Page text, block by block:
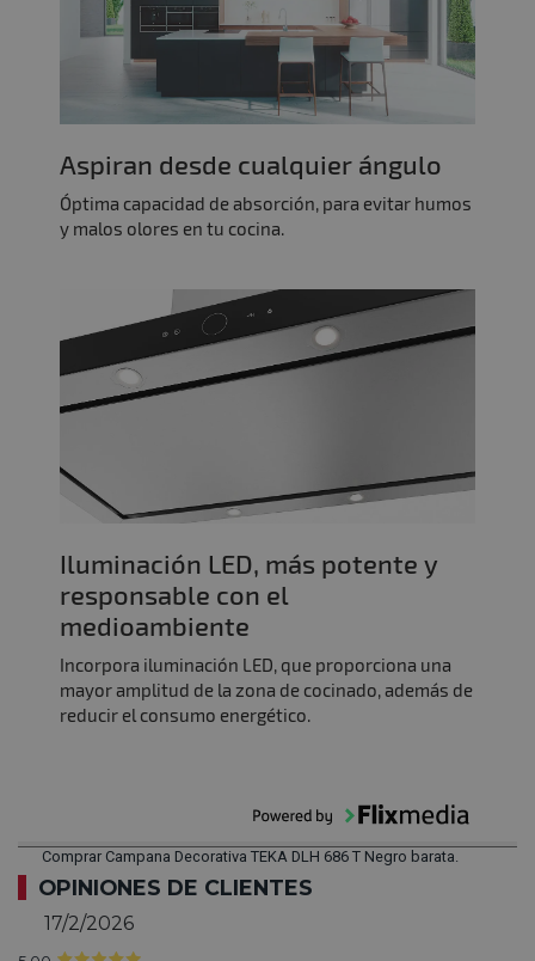
Aspiran desde cualquier ángulo
Óptima capacidad de absorción, para evitar humos
y malos olores en tu cocina.
Iluminación LED, más potente y
responsable con el
medioambiente
Incorpora iluminación LED, que proporciona una
mayor amplitud de la zona de cocinado, además de
reducir el consumo energético.
Comprar Campana Decorativa TEKA DLH 686 T Negro barata.
OPINIONES DE CLIENTES
17/2/2026